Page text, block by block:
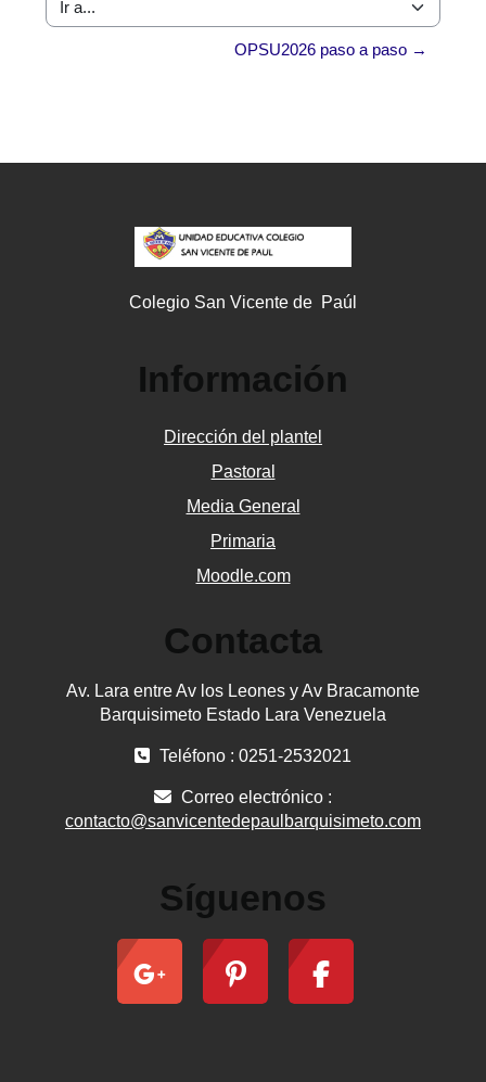
Ir a...
OPSU2026 paso a paso →
Colegio San Vicente de Paúl
Información
Dirección del plantel
Pastoral
Media General
Primaria
Moodle.com
Contacta
Av. Lara entre Av los Leones y Av Bracamonte
Barquisimeto Estado Lara Venezuela
Teléfono : 0251-2532021
Correo electrónico :
contacto@sanvicentedepaulbarquisimeto.com
Síguenos